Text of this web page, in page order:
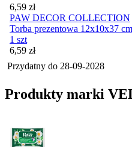
Cena
6,59 zł
PAW DECOR COLLECTION
Torba prezentowa 12x10x37
1 szt
Cena
6,59 zł
Przydatny do 28-09-2028
Produkty marki